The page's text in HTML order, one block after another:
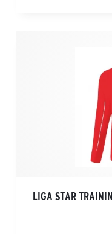
LIGA STAR